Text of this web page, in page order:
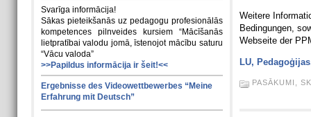
Svarīga informācija!
Sākas pieteikšanās uz pedagogu profesionālās
kompetences pilnveides kursiem “Mācīšanās
lietpratībai valodu jomā, īstenojot mācību saturu
“Vācu valoda”
>>Papildus informācija ir šeit!<<
Ergebnisse des Videowettbewerbes “Meine
Erfahrung mit Deutsch”
Weitere
Bedingungen,
Webseite der
LU,
PASĀKUMI